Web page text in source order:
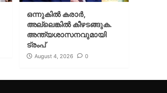
ഒന്നുകില്‍ കരാര്‍,
അല്ലെങ്കില്‍ കീഴടങ്ങുക.
അന്ത്യശാസനവുമായി
ട്രംപ്
August 4, 2026 0